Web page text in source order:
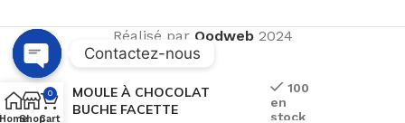
Réalisé par Qodweb2024
MOULE À CHOCOLAT
BUCHE FACETTE
100
en
stock
HomeShop
0
Cart
Contactez-nous
Open
chaty